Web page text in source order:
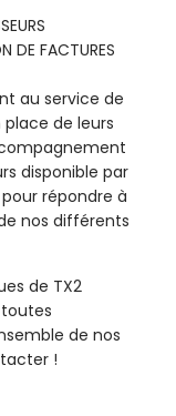
DE FACTURES
au service de
place de leurs
disponible par
répondre à
nos différents
de TX2
toutes
de nos
!